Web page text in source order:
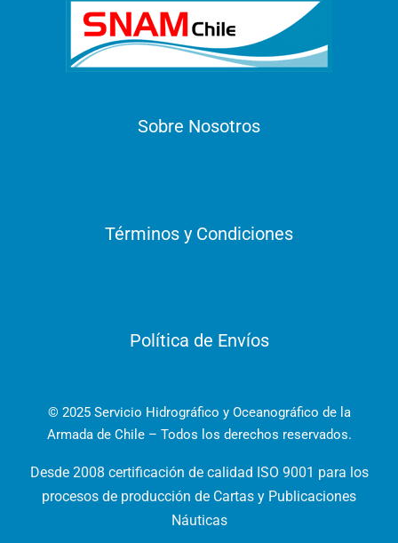
Sobre Nosotros
Términos y Condiciones
Política de Envíos
© 2025 Servicio Hidrográfico y Oceanográfico de la
Armada de Chile – Todos los derechos reservados.
Desde 2008 certificación de calidad ISO 9001 para los
procesos de producción de Cartas y Publicaciones
Náuticas